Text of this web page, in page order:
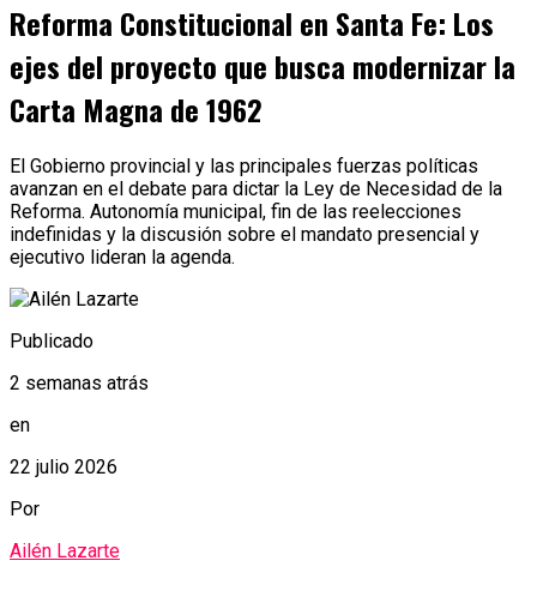
Reforma Constitucional en Santa Fe: Los
ejes del proyecto que busca modernizar la
Carta Magna de 1962
El Gobierno provincial y las principales fuerzas políticas
avanzan en el debate para dictar la Ley de Necesidad de la
Reforma. Autonomía municipal, fin de las reelecciones
indefinidas y la discusión sobre el mandato presencial y
ejecutivo lideran la agenda.
Publicado
2 semanas atrás
en
22 julio 2026
Por
Ailén Lazarte